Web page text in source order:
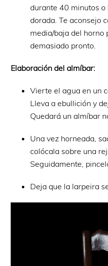
durante 40 minutos o
dorada. Te aconsejo
media/baja del horno
demasiado pronto.
Elaboración del almíbar:
Vierte el agua en un
Lleva a ebullición y
Quedará un almíbar
Una vez horneada,
colócala sobre una
Seguidamente,
Deja que la larpeira